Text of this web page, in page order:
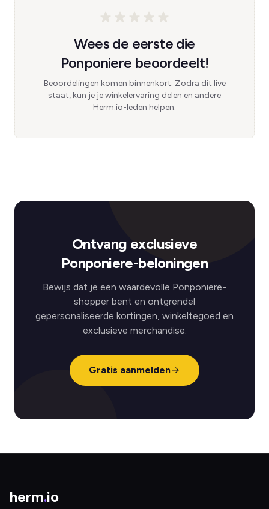
Wees de eerste die
Ponponiere beoordeelt!
Beoordelingen komen binnenkort. Zodra dit live
staat, kun je je winkelervaring delen en andere
Herm.io-leden helpen.
Ontvang exclusieve
Ponponiere-beloningen
Bewijs dat je een waardevolle Ponponiere-
shopper bent en ontgrendel
gepersonaliseerde kortingen, winkeltegoed en
exclusieve merchandise.
Gratis aanmelden
herm.io